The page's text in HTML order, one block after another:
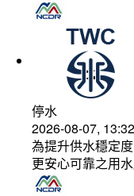
停水
2026-08-07,
為提升供水穩定
更安心可靠之用